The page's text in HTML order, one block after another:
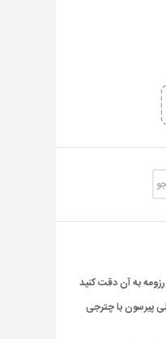
به آن دقت کنید
پیرسون با چترجی